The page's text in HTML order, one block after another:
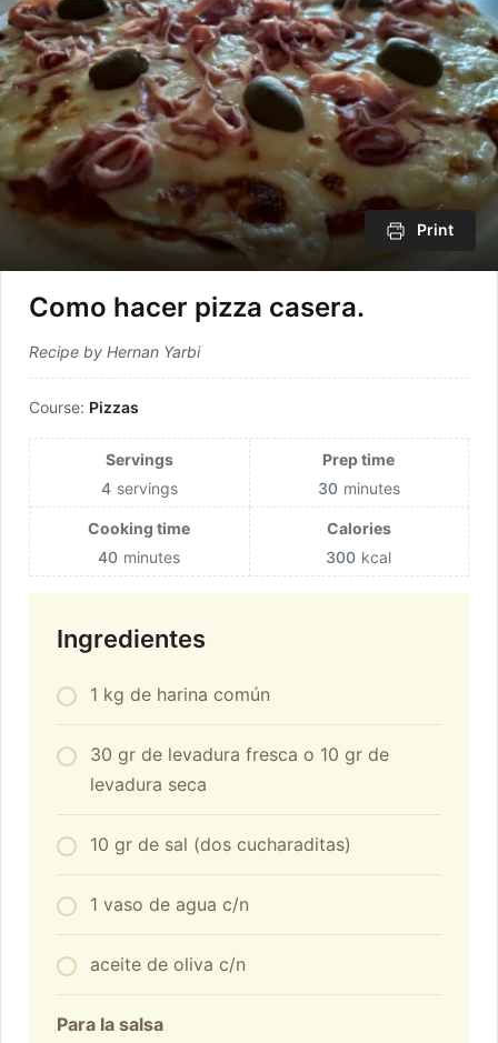
Print
Como hacer pizza casera.
Recipe by Hernan Yarbi
Course: Pizzas
Servings
4 servings
Prep time
30 minutes
Cooking time
40 minutes
Calories
300 kcal
Ingredientes
1 kg de harina común
30 gr de levadura fresca o 10 gr de
levadura seca
10 gr de sal (dos cucharaditas)
1 vaso de agua c/n
aceite de oliva c/n
Para la salsa